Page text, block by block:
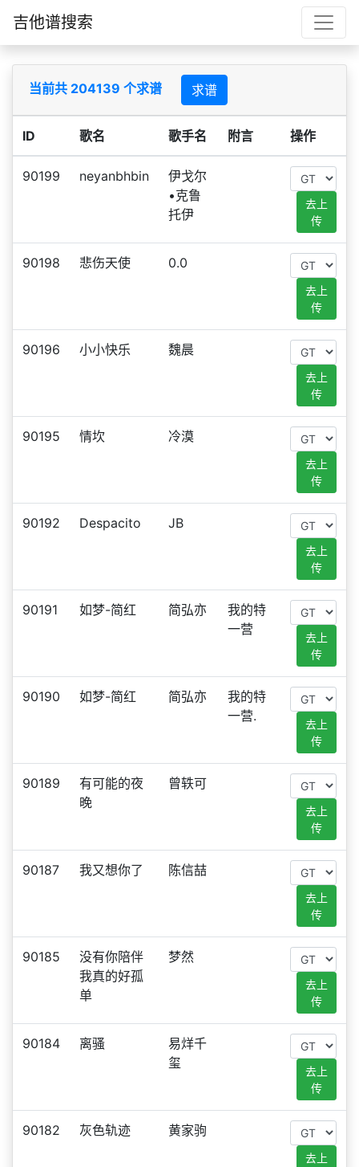
吉他谱搜索
当前共 204139 个求谱 求谱
ID 歌名 歌手名 附言 操作
90199 neyanbhbin
伊戈尔
•克鲁
托伊
去上
传
90198 悲伤天使 0.0
去上
传
90196 小小快乐 魏晨
去上
传
90195 情坎 冷漠
去上
传
90192 Despacito JB
去上
传
90191 如梦-简红 简弘亦
我的特
一营
去上
传
90190 如梦-简红 简弘亦
我的特
一营.
去上
传
90189
有可能的夜
晚
曾轶可
去上
传
90187 我又想你了 陈信喆
去上
传
90185
没有你陪伴
我真的好孤
单
梦然
去上
传
90184 离骚
易烊千
玺
去上
传
90182 灰色轨迹 黄家驹
去上